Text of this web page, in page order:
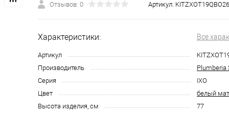
Отзывов: 0 Артикул:
Характеристики: Все
Артикул
Производитель
Plumberia
Серия
IXO
Цвет
белый
Высота изделия, см
77